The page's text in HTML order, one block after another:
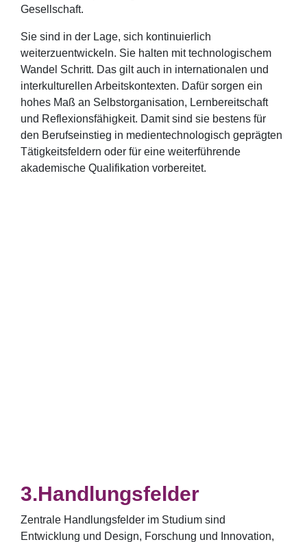
Gesellschaft.
Sie sind in der Lage, sich kontinuierlich
weiterzuentwickeln. Sie halten mit technologischem
Wandel Schritt. Das gilt auch in internationalen und
interkulturellen Arbeitskontexten. Dafür sorgen ein
hohes Maß an Selbstorganisation, Lernbereitschaft
und Reflexionsfähigkeit. Damit sind sie bestens für
den Berufseinstieg in medientechnologisch geprägten
Tätigkeitsfeldern oder für eine weiterführende
akademische Qualifikation vorbereitet.
Handlungsfelder
Zentrale Handlungsfelder im Studium sind
Entwicklung und Design, Forschung und Innovation,